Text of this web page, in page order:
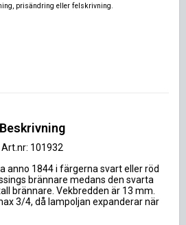
prisändring eller felskrivning.
Beskrivning
Art.nr: 101932
anno 1844 i färgerna svart eller röd
brännare medans den svarta
brännare. Vekbredden är 13 mm.
3/4, då lampoljan expanderar när